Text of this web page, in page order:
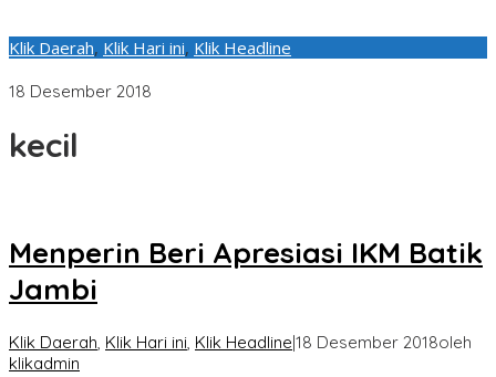
Klik Daerah, Klik Hari ini, Klik Headline
18 Desember 2018
kecil
Menperin Beri Apresiasi IKM Batik
Jambi
Klik Daerah Klik Hari ini Klik Headline|18 Desember 2018oleh
klikadmin